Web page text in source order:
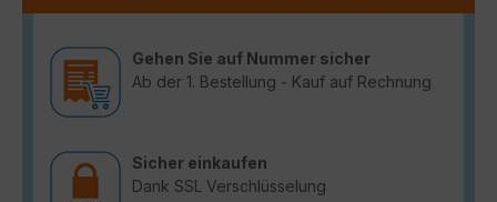
Gehen Sie auf Nummer sicher
Ab der 1. Bestellung - Kauf auf Rechnung
Sicher einkaufen
Dank SSL Verschlüsselung